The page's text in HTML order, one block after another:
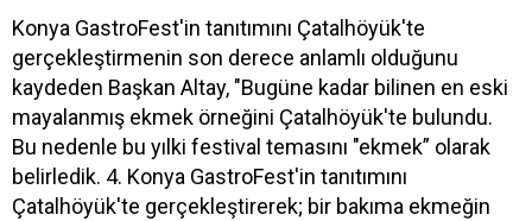
Konya GastroFest'in tanıtımını Çatalhöyük'te
gerçekleştirmenin son derece anlamlı olduğunu
kaydeden Başkan Altay, "Bugüne kadar bilinen en eski
mayalanmış ekmek örneğini Çatalhöyük'te bulundu.
Bu nedenle bu yılki festival temasını "ekmek” olarak
belirledik. 4. Konya GastroFest'in tanıtımını
Çatalhöyük'te gerçekleştirerek; bir bakıma ekmeğin